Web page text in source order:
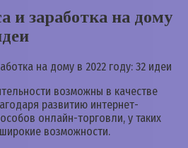
и заработка на дому
возможны в качестве
развитию интернет-
онлайн-торговли, у таких
возможности.